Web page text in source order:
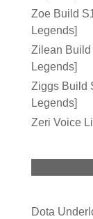
Zoe Build
Legends]
Zilean Build
Legends]
Ziggs Build
Legends]
Zeri Voice
Dota